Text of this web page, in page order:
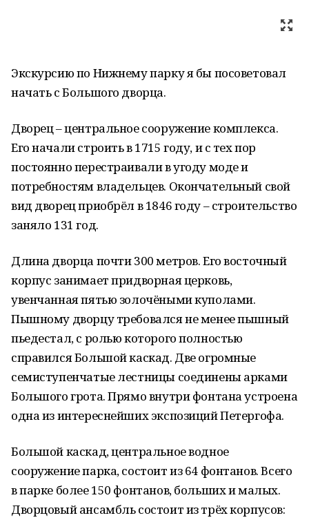
Экскурсию по Нижнему парку я бы посоветовал
начать с Большого дворца.
Дворец – центральное сооружение комплекса.
Его начали строить в 1715 году, и с тех пор
постоянно перестраивали в угоду моде и
потребностям владельцев. Окончательный свой
вид дворец приобрёл в 1846 году – строительство
заняло 131 год.
Длина дворца почти 300 метров. Его восточный
корпус занимает придворная церковь,
увенчанная пятью золочёными куполами.
Пышному дворцу требовался не менее пышный
пьедестал, с ролью которого полностью
справился Большой каскад. Две огромные
семиступенчатые лестницы соединены арками
Большого грота. Прямо внутри фонтана устроена
одна из интереснейших экспозиций Петергофа.
Большой каскад, центральное водное
сооружение парка, состоит из 64 фонтанов. Всего
в парке более 150 фонтанов, больших и малых.
Дворцовый ансамбль состоит из трёх корпусов: